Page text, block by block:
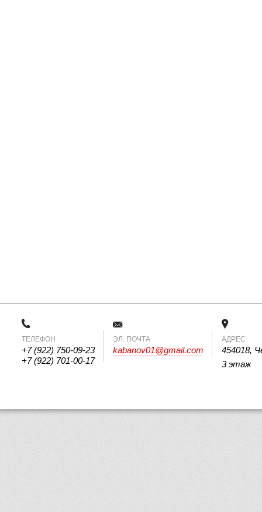
ТЕЛЕФОН
+7 (922) 750-09-23
+7 (922) 701-00-17
ЭЛ. ПОЧТА
kabanov01@gmail.com
АДРЕС
454018,
3 этаж